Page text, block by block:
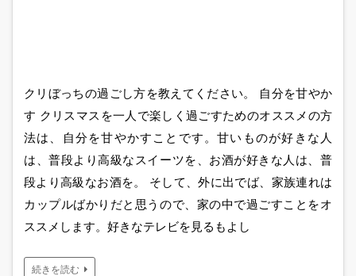
クリぼっちの過ごし方を教えてください。 自分を甘やか
す クリスマスを一人で楽しく過ごすためのオススメの方
法は、自分を甘やかすことです。甘いものが好きな人
は、普段より高級なスイーツを、お酒が好きな人は、普
段より高級なお酒を。 そして、外に出でば、家族連れは
カップルばかりだと思うので、家の中で過ごすことをオ
ススメします。好きなテレビを見るもよし
続きを読む